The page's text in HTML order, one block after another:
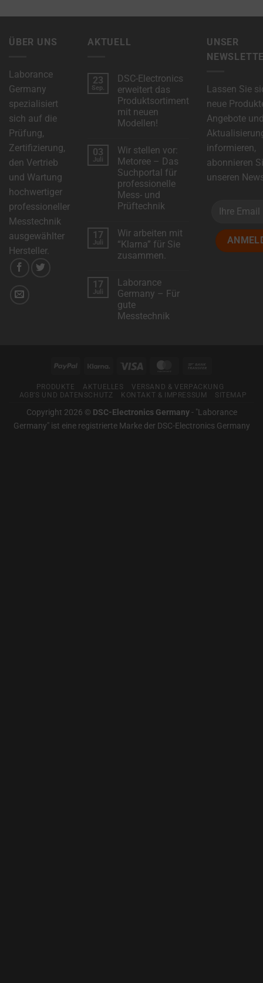
ÜBER UNS
Laborance
Germany
spezialisiert
sich auf die
Prüfung,
Zertifizierung,
den Vertrieb
und Wartung
hochwertiger
professioneller
Messtechnik
ausgewählter
Hersteller.
AKTUELL
23
Sep.
DSC-Electronics
erweitert das
Produktsortiment
mit neuen
Modellen!
zu
DSC-
Electronics
erweitert
das
Produktsortiment
mit
neuen
Modellen!
03
Juli
Wir stellen vor:
Metoree – Das
Suchportal für
professionelle
Mess- und
Prüftechnik
zu
Wir
stellen
vor:
Das
Suchportal
für
professionelle
Mess-
und
17
Juli
Wir arbeiten mit
“Klarna” für Sie
zusammen.
Wir
arbeiten
mit
“Klarna”
für
17
Juli
Laborance
Germany – Für
gute
Messtechnik
Messtechnik
UNSER
Lassen Sie
neue
Angebote
informieren,
abonnieren
unseren
PayPal Klarna Visa MasterCard
PRODUKTE AKTUELLES
VERSAND & VERPACKUNG
AGB’S UND DATENSCHUTZ
KONTAKT & IMPRESSUM SITEMAP
Copyright 2026 © DSC-Electronics Germany- "Laborance
Germany" ist eine registrierte Marke der DSC-Electronics Germany